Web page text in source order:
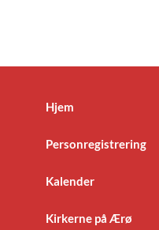
Hjem
Personregistrering
Kalender
Kirkerne på Ærø